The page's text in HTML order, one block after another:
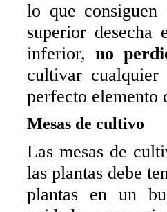
lo que
superior
inferior, no
cultivar
perfecto elemento
Mesas de cultivo
Las mesas de
las plantas debe
plantas en un